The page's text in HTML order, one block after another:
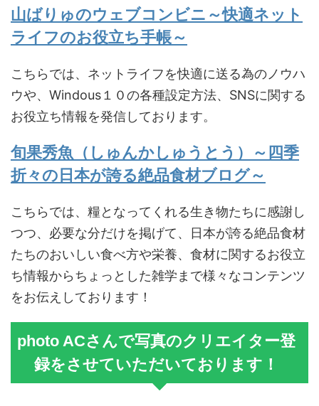
山ばりゅのウェブコンビニ～快適ネット
ライフのお役立ち手帳～
こちらでは、ネットライフを快適に送る為のノウハ
ウや、Windous１０の各種設定方法、SNSに関する
お役立ち情報を発信しております。
旬果秀魚（しゅんかしゅうとう）～四季
折々の日本が誇る絶品食材ブログ～
こちらでは、糧となってくれる生き物たちに感謝し
つつ、必要な分だけを掲げて、日本が誇る絶品食材
たちのおいしい食べ方や栄養、食材に関するお役立
ち情報からちょっとした雑学まで様々なコンテンツ
をお伝えしております！
photo ACさんで写真のクリエイター登
録をさせていただいております！